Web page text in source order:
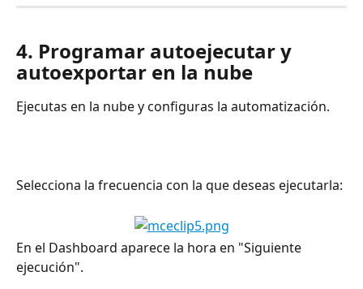
4. Programar autoejecutar y
autoexportar en la nube
Ejecutas en la nube y configuras la automatización.
Selecciona la frecuencia con la que deseas ejecutarla:
En el Dashboard aparece la hora en "Siguiente
ejecución".